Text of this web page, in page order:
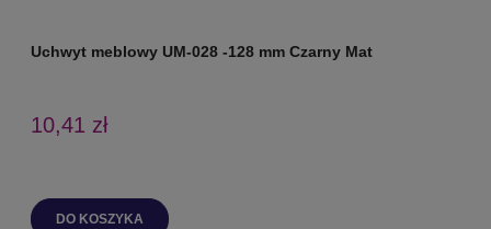
Uchwyt meblowy UM-028 -128 mm Czarny Mat
10,41 zł
DO KOSZYKA